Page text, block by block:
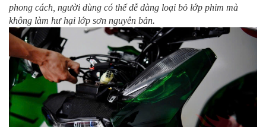
phong cách, người dùng có thể dễ dàng loại bỏ lớp phim mà
không làm hư hại lớp sơn nguyên bản.